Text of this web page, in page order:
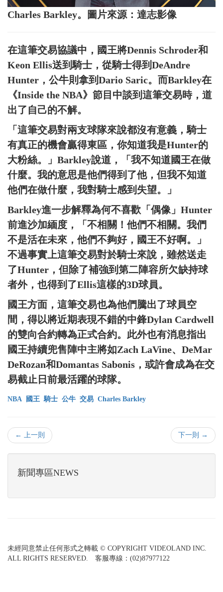
Charles Barkley。圖片來源：達志影像
在這筆交易協議中，國王將Dennis Schroder和
Keon Ellis送到騎士，從騎士得到DeAndre
Hunter，公牛則拿到Dario Saric。而Barkley在
《Inside the NBA》節目中談到這筆交易時，道
出了自己的不解。
「這筆交易對兩支球隊來說都沒有意義，騎士
有真正的機會贏得東區，你知道我是Hunter的
大粉絲。」Barkley說道，「我不知道國王在做
什麼。我的意思是他們得到了他，但我不知道
他們在做什麼，我對騎士感到失望。」
Barkley進一步解釋為何不喜歡「偶像」Hunter
前進沙加緬度，「不相關！他們不相關。我們
不是活在未來，他們不夠好，國王不好啊。」
不過事實上這筆交易對於騎士來說，雖然送走
了Hunter，但除了補強到第二陣容所欠缺持球
者外，也得到了Ellis這樣的3D球員。
國王方面，這筆交易也為他們騰出了球員空
間，得以將近期表現不錯的中鋒Dylan Cardwell
的雙向合約轉為正式合約。此外也有消息指出
國王持續兜售陣中主將如Zach LaVine、DeMar
DeRozan和Domantas Sabonis，或許會成為在交
易截止日前最活躍的球隊。
NBA 國王 騎士 公牛 交易 Charles Barkley
← 上一則 下一則 →
新聞專區NEWS
未經同意禁止任何形式之轉載 © COPYRIGHT VIDEOLAND INC.
ALL RIGHTS RESERVED. 客服專線：(02)87977122